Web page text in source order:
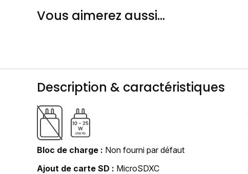
Vous aimerez aussi...
Description & caractéristiques
Bloc de charge
Non fourni par défaut
Ajout de carte SD
MicroSDXC